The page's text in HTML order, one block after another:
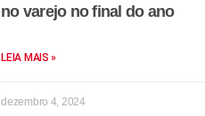
no varejo no final do ano
LEIA MAIS »
dezembro 4, 2024